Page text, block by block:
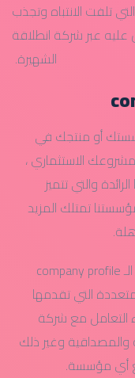
تلفت الانتباه وتجذب
عليه عبر شركة انطلاقة
الشهيرة.
أو منتجك في
الاستثماري ،
والتي تتميز
تمتلك المزيد
علاوة على ذلك فإن عراقة شركة تصميم الـ company profile
التي تقدمها
التعامل مع شركة
والمصداقية وغير ذلك
أي مؤسسة.